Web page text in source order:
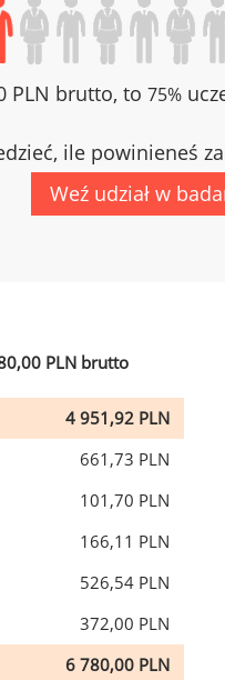
PLN brutto, to 75%
ile powinieneś
Weź udział w
PLN brutto
4 951,92 PLN
661,73 PLN
101,70 PLN
166,11 PLN
526,54 PLN
372,00 PLN
6 780,00 PLN